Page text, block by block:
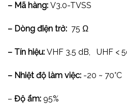
– Mã hàng: V3.0-TVSS
– Dòng điện trở: 75 Ω
– Tín hiệu: VHF 3.5 dB, UHF <
– Nhiệt độ làm việc: -20 ~ 70°C
– Độ ẩm: 95%